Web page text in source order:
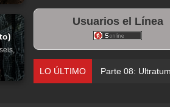
Usuarios el Línea
LO ÚLTIMO Parte 08: